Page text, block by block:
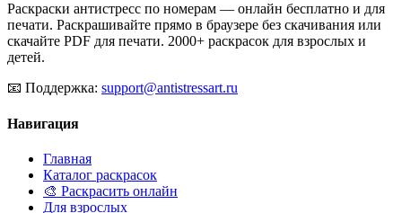
Раскраски антистресс по номерам — онлайн бесплатно и для
печати. Раскрашивайте прямо в браузере без скачивания или
скачайте PDF для печати. 2000+ раскрасок для взрослых и
детей.
📧 Поддержка: support@antistressart.ru
Навигация
Главная
Каталог раскрасок
🎨 Раскрасить онлайн
Для взрослых